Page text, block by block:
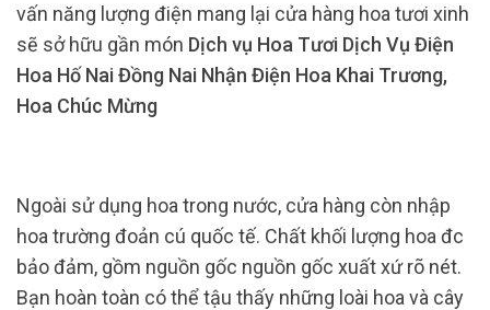
vấn năng lượng điện mang lại cửa hàng hoa tươi xinh
sẽ sở hữu gần món Dịch vụ Hoa Tươi Dịch Vụ Điện
Hoa Hố Nai Đồng Nai Nhận Điện Hoa Khai Trương,
Hoa Chúc Mừng
Ngoài sử dụng hoa trong nước, cửa hàng còn nhập
hoa trường đoản cú quốc tế. Chất khối lượng hoa đc
bảo đảm, gồm nguồn gốc nguồn gốc xuất xứ rõ nét.
Bạn hoàn toàn có thể tậu thấy những loài hoa và cây